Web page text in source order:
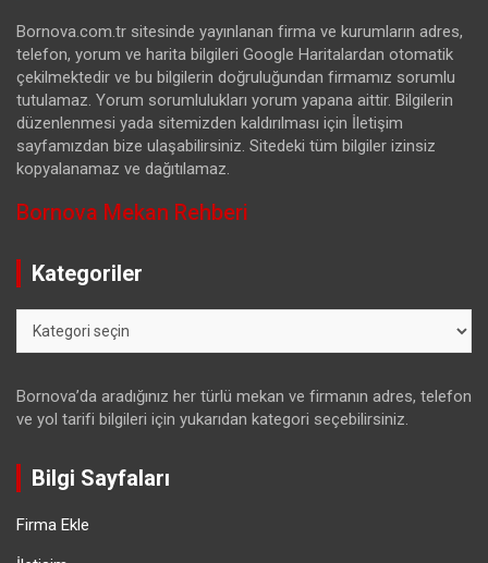
Bornova.com.tr sitesinde yayınlanan firma ve kurumların adres,
telefon, yorum ve harita bilgileri Google Haritalardan otomatik
çekilmektedir ve bu bilgilerin doğruluğundan firmamız sorumlu
tutulamaz. Yorum sorumlulukları yorum yapana aittir. Bilgilerin
düzenlenmesi yada sitemizden kaldırılması için İletişim
sayfamızdan bize ulaşabilirsiniz. Sitedeki tüm bilgiler izinsiz
kopyalanamaz ve dağıtılamaz.
Bornova Mekan Rehberi
Kategoriler
Bornova’da aradığınız her türlü mekan ve firmanın adres, telefon
ve yol tarifi bilgileri için yukarıdan kategori seçebilirsiniz.
Bilgi Sayfaları
Firma Ekle